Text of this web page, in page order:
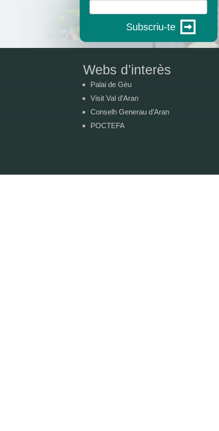
Subscriu-te
Webs d’interès
Palai de Gèu
Visit Val d’Aran
Conselh Generau d’Aran
POCTEFA